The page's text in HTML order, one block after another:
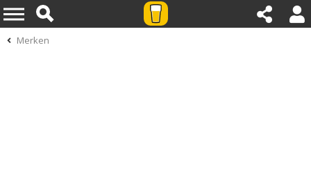
Merken